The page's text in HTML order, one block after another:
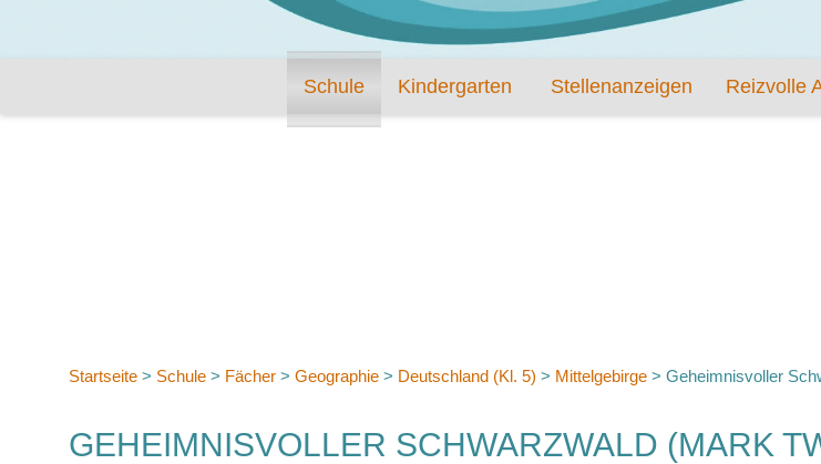
Schule Kindergarten Stellenanzeigen Reizvolle
Startseite > Schule > Fächer > Geographie > Deutschland (Kl. 5) > Mittelgebirge > Geheimnisvoller
GEHEIMNISVOLLER SCHWARZWALD (MARK